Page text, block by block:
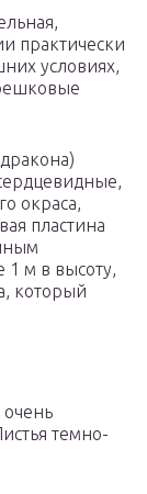
практически
условиях,
окраса,
пластина
1 м в высоту,
который
темно-